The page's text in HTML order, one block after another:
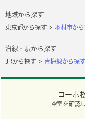
地域から探す
東京都から探す 羽村市か
沿線・駅から探す
JRから探す 青梅線から探す
コーポ
空室を確認